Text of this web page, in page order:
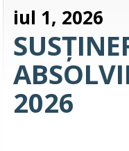
iul 1, 2026
2026